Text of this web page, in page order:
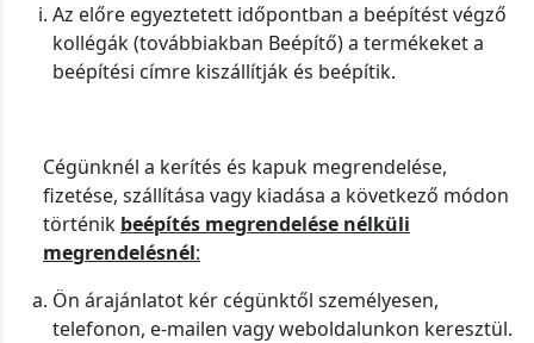
Az előre egyeztetett időpontban a beépítést végző
kollégák (továbbiakban Beépítő) a termékeket a
beépítési címre kiszállítják és beépítik.
Cégünknél a kerítés és kapuk megrendelése,
fizetése, szállítása vagy kiadása a következő módon
történik beépítés megrendelése nélküli
megrendelésnél:
Ön árajánlatot kér cégünktől személyesen,
telefonon, e-mailen vagy weboldalunkon keresztül.